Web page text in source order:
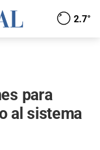
2.7°
para
al sistema